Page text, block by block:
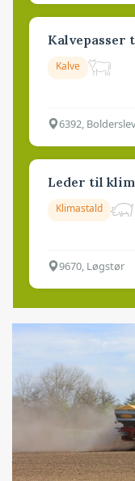
Kalvepasser
Kalve
6392,
Leder til
Klimastald
9670, Løgstør